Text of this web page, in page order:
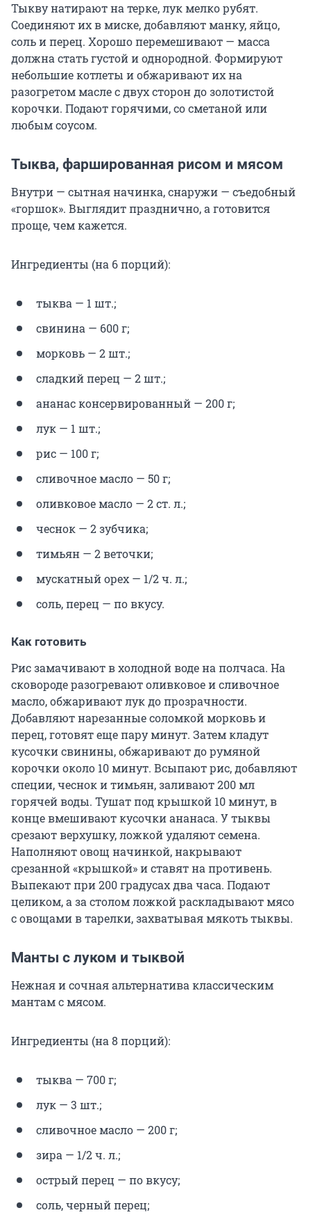
Тыкву натирают на терке, лук мелко рубят.
Соединяют их в миске, добавляют манку, яйцо,
соль и перец. Хорошо перемешивают — масса
должна стать густой и однородной. Формируют
небольшие котлеты и обжаривают их на
разогретом масле с двух сторон до золотистой
корочки. Подают горячими, со сметаной или
любым соусом.
Тыква, фаршированная рисом и мясом
Внутри — сытная начинка, снаружи — съедобный
«горшок». Выглядит празднично, а готовится
проще, чем кажется.
Ингредиенты (на 6 порций):
тыква — 1 шт.;
свинина — 600 г;
морковь — 2 шт.;
сладкий перец — 2 шт.;
ананас консервированный — 200 г;
лук — 1 шт.;
рис — 100 г;
сливочное масло — 50 г;
оливковое масло — 2 ст. л.;
чеснок — 2 зубчика;
тимьян — 2 веточки;
мускатный орех — 1/2 ч. л.;
соль, перец — по вкусу.
Как готовить
Рис замачивают в холодной воде на полчаса. На
сковороде разогревают оливковое и сливочное
масло, обжаривают лук до прозрачности.
Добавляют нарезанные соломкой морковь и
перец, готовят еще пару минут. Затем кладут
кусочки свинины, обжаривают до румяной
корочки около 10 минут. Всыпают рис, добавляют
специи, чеснок и тимьян, заливают200 мл
горячей воды. Тушат под крышкой 10 минут, в
конце вмешивают кусочки ананаса. У тыквы
срезают верхушку, ложкой удаляют семена.
Наполняют овощ начинкой, накрывают
срезанной «крышкой» и ставят на противень.
Выпекают при 200 градусах два часа. Подают
целиком, а за столом ложкой раскладывают мясо
с овощами в тарелки, захватывая мякоть тыквы.
Манты с луком и тыквой
Нежная и сочная альтернатива классическим
мантам с мясом.
Ингредиенты (на 8 порций):
тыква — 700 г;
лук — 3 шт.;
сливочное масло — 200 г;
зира — 1/2 ч. л.;
острый перец — по вкусу;
соль, черный перец;